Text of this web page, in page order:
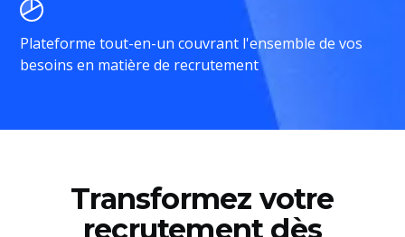
Plateforme tout-en-un couvrant l'ensemble de vos
besoins en matière de recrutement
Transformez votre
recrutement dès